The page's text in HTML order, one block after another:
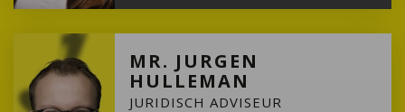
MR. JURGEN
HULLEMAN
JURIDISCH ADVISEUR